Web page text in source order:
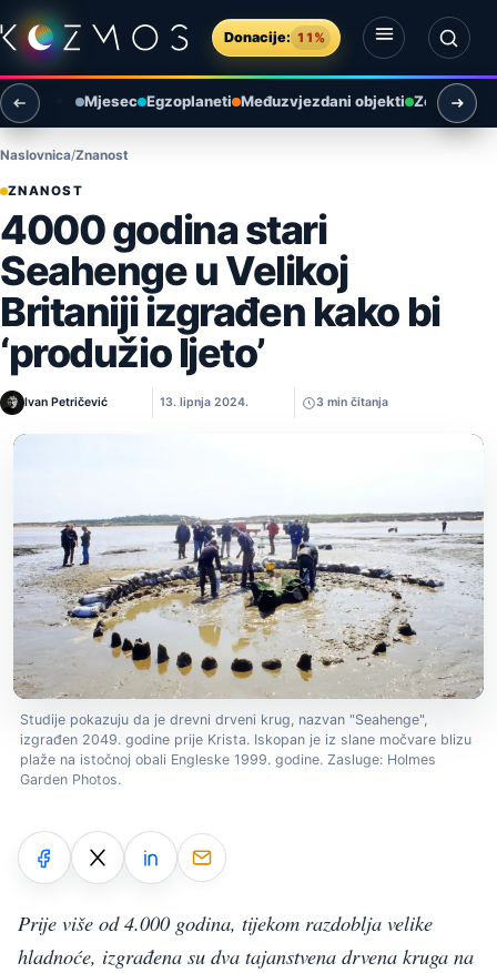
Preskoči na sadržaj
Donacije: 11%
Otvori izbornik
Otvori pretragu
Mjesec Egzoplaneti Međuzvjezdani objekti Zemlja i
Naslovnica Znanost
ZNANOST
4000 godina stari
Seahenge u Velikoj
Britaniji izgrađen kako bi
‘produžio ljeto’
Ivan Petričević 13. lipnja 2024. 3 min čitanja
Studije pokazuju da je drevni drveni krug, nazvan "Seahenge",
izgrađen 2049. godine prije Krista. Iskopan je iz slane močvare blizu
plaže na istočnoj obali Engleske 1999. godine. Zasluge: Holmes
Garden Photos.
Prije više od 4.000 godina, tijekom razdoblja velike
hladnoće, izgrađena su dva tajanstvena drvena kruga na